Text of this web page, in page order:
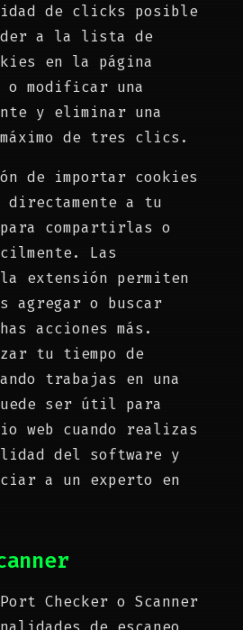
de clicks posible
a la lista de
en la página
modificar una
y eliminar una
de tres clics.
de importar cookies
a tu
compartirlas o
Las
extensión permiten
agregar o buscar
acciones más.
tu tiempo de
trabajas en una
ser útil para
web cuando realizas
del software y
a un experto en
Checker o Scanner